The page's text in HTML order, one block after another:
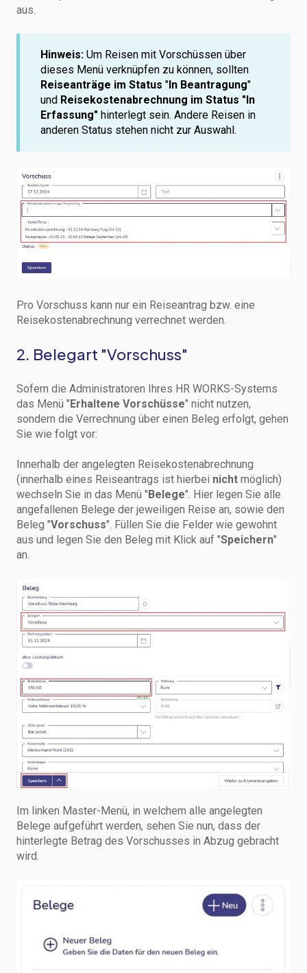
aus.
Hinweis: Um Reisen mit Vorschüssen über
dieses Menü verknüpfen zu können, sollten
Reiseanträge im Status "In Beantragung"
und Reisekostenabrechnung im Status "In
Erfassung" hinterlegt sein. Andere Reisen in
anderen Status stehen nicht zur Auswahl.
Pro Vorschuss kann nur ein Reiseantrag bzw. eine
Reisekostenabrechnung verrechnet werden.
2. Belegart "Vorschuss"
Sofern die Administratoren Ihres HR WORKS-Systems
das Menü "Erhaltene Vorschüsse" nicht nutzen,
sondern die Verrechnung über einen Beleg erfolgt, gehen
Sie wie folgt vor:
Innerhalb der angelegten Reisekostenabrechnung
(innerhalb eines Reiseantrags ist hierbei nicht möglich)
wechseln Sie in das Menü "Belege". Hier legen Sie alle
angefallenen Belege der jeweiligen Reise an, sowie den
Beleg "Vorschuss". Füllen Sie die Felder wie gewohnt
aus und legen Sie den Beleg mit Klick auf "Speichern"
an.
Im linken Master-Menü, in welchem alle angelegten
Belege aufgeführt werden, sehen Sie nun, dass der
hinterlegte Betrag des Vorschusses in Abzug gebracht
wird.